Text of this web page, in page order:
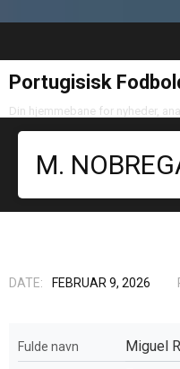
Portugisisk
Din hjemmebane for nyheder,
M.
DATE: FEBRUAR 9, 2026
Fulde navn Miguel